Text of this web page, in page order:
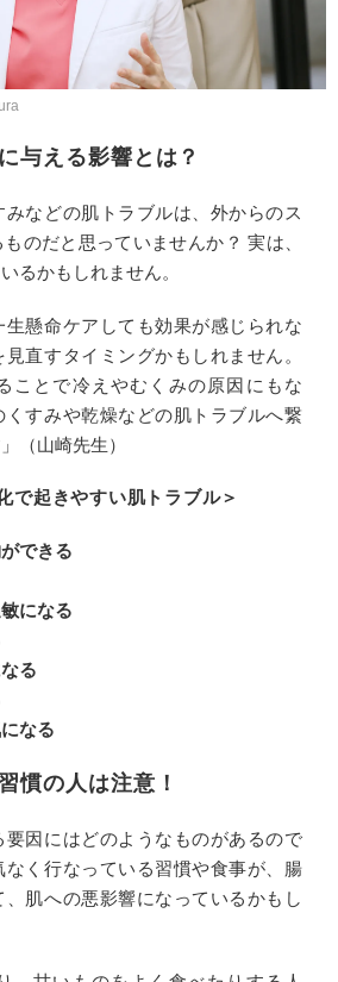
与える影響とは？
などの肌トラブルは、外からのス
のだと思っていませんか？ 実は、
るかもしれません。
生懸命ケアしても効果が感じられな
直すタイミングかもしれません。
ことで冷えやむくみの原因にもな
くすみや乾燥などの肌トラブルへ繋
（山崎先生）
で起きやすい肌トラブル＞
できる
になる
る
なる
慣の人は注意！
要因にはどのようなものがあるので
なく行なっている習慣や食事が、腸
肌への悪影響になっているかもし